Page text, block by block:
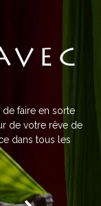
faire en sorte
de votre rêve de
dans tous les